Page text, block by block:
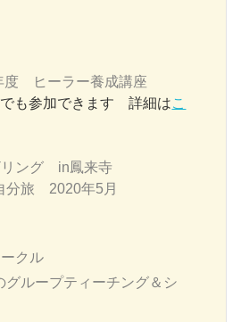
度 ヒーラー養成講座
も参加できます 詳細はこ
リング in鳳来寺
分旅 2020年5月
ークル
グループティーチング＆シ